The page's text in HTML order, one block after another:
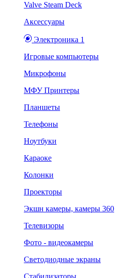
Valve Steam Deck
Аксессуары
Электроника 1
Игровые компьютеры
Микрофоны
МФУ Принтеры
Планшеты
Телефоны
Ноутбуки
Караоке
Колонки
Проекторы
Экшн камеры, камеры 360
Телевизоры
Фото - видеокамеры
Светодиодные экраны
Стабилизаторы